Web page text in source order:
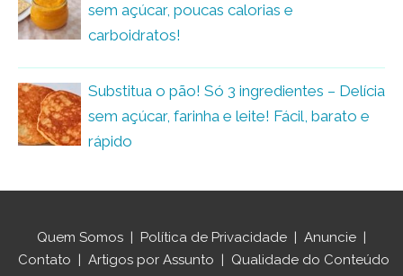
sem açúcar, poucas calorias e
carboidratos!
Substitua o pão! Só 3 ingredientes – Delícia
sem açúcar, farinha e leite! Fácil, barato e
rápido
Quem Somos Política de Privacidade Anuncie
Contato
Artigos por Assunto Qualidade do Conteúdo